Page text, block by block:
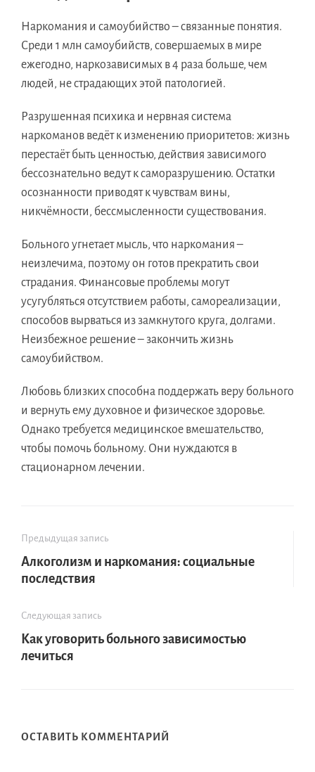
Наркомания и самоубийство – связанные понятия.
Среди 1 млн самоубийств, совершаемых в мире
ежегодно, наркозависимых в 4 раза больше, чем
людей, не страдающих этой патологией.
Разрушенная психика и нервная система
наркоманов ведёт к изменению приоритетов: жизнь
перестаёт быть ценностью, действия зависимого
бессознательно ведут к саморазрушению. Остатки
осознанности приводят к чувствам вины,
никчёмности, бессмысленности существования.
Больного угнетает мысль, что наркомания –
неизлечима, поэтому он готов прекратить свои
страдания. Финансовые проблемы могут
усугубляться отсутствием работы, самореализации,
способов вырваться из замкнутого круга, долгами.
Неизбежное решение – закончить жизнь
самоубийством.
Любовь близких способна поддержать веру больного
и вернуть ему духовное и физическое здоровье.
Однако требуется медицинское вмешательство,
чтобы помочь больному. Они нуждаются в
стационарном лечении.
Предыдущая запись
Алкоголизм и наркомания: социальные
последствия
Следующая запись
Как уговорить больного зависимостью
лечиться
ОСТАВИТЬ КОММЕНТАРИЙ